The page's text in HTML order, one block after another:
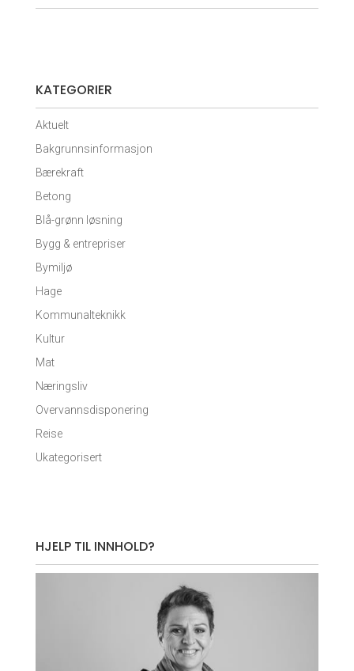
KATEGORIER
Aktuelt
Bakgrunnsinformasjon
Bærekraft
Betong
Blå-grønn løsning
Bygg & entrepriser
Bymiljø
Hage
Kommunalteknikk
Kultur
Mat
Næringsliv
Overvannsdisponering
Reise
Ukategorisert
HJELP TIL INNHOLD?